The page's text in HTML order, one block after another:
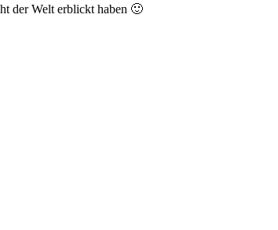
der Welt erblickt haben 🙂